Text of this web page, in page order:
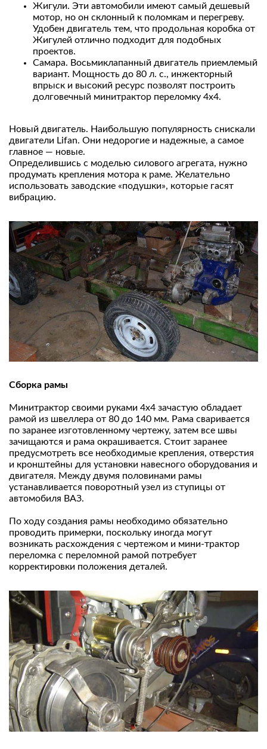
Жигули. Эти автомобили имеют самый дешевый
мотор, но он склонный к поломкам и перегреву.
Удобен двигатель тем, что продольная коробка от
Жигулей отлично подходит для подобных
проектов.
Самара. Восьмиклапанный двигатель приемлемый
вариант. Мощность до 80 л. с., инжекторный
впрыск и высокий ресурс позволят построить
долговечный минитрактор переломку 4х4.
Новый двигатель. Наибольшую популярность снискали
двигатели Lifan. Они недорогие и надежные, а самое
главное — новые.
Определившись с моделью силового агрегата, нужно
продумать крепления мотора к раме. Желательно
использовать заводские «подушки», которые гасят
вибрацию.
Сборка рамы
Минитрактор своими руками 4х4 зачастую обладает
рамой из швеллера от 80 до 140 мм. Рама сваривается
по заранее изготовленному чертежу, затем все швы
зачищаются и рама окрашивается. Стоит заранее
предусмотреть все необходимые крепления, отверстия
и кронштейны для установки навесного оборудования и
двигателя. Между двумя половинами рамы
устанавливается поворотный узел из ступицы от
автомобиля ВАЗ.
По ходу создания рамы необходимо обязательно
проводить примерки, поскольку иногда могут
возникать расхождения с чертежом и мини-трактор
переломка с переломной рамой потребует
корректировки положения деталей.